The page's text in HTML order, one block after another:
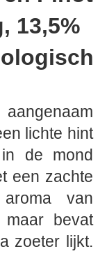
13,5%
lichte hint
de mond
een zachte
van
bevat
zoeter lijkt.